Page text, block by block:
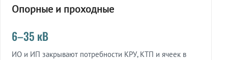
Опорные и проходные
6–35 кВ
ИО и ИП закрывают потребности КРУ, КТП и ячеек в